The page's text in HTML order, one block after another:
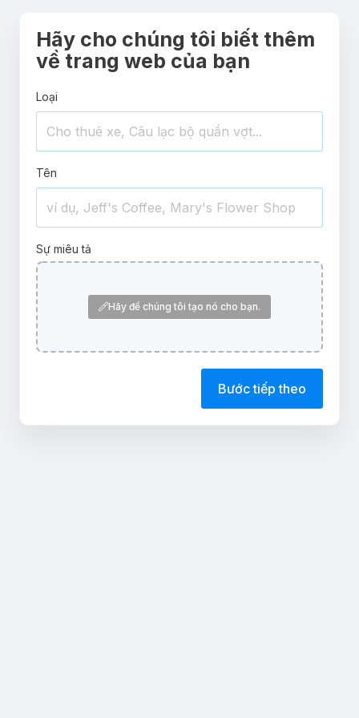
Hãy cho chúng tôi biết thêm
về trang web của bạn
Loại
Tên
Sự miêu tả
Hãy để chúng tôi tạo nó cho bạn.
Bước tiếp theo